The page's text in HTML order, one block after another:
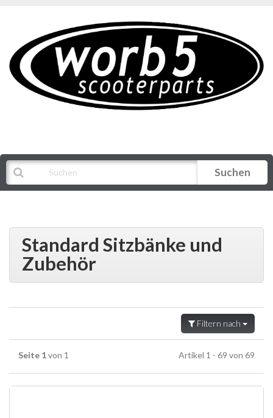
Suchen
Standard Sitzbänke und
Zubehör
Filtern nach
Seite 1von 1 Artikel 1 - 69 von 69